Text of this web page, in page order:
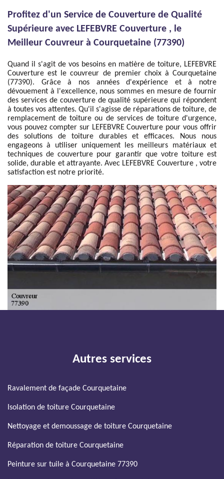
Profitez d'un Service de Couverture de Qualité
Supérieure avec LEFEBVRE Couverture , le
Meilleur Couvreur à Courquetaine (77390)
Quand il s'agit de vos besoins en matière de toiture, LEFEBVRE
Couverture est le couvreur de premier choix à Courquetaine
(77390). Grâce à nos années d'expérience et à notre
dévouement à l'excellence, nous sommes en mesure de fournir
des services de couverture de qualité supérieure qui répondent
à toutes vos attentes. Qu'il s'agisse de réparations de toiture, de
remplacement de toiture ou de services de toiture d'urgence,
vous pouvez compter sur LEFEBVRE Couverture pour vous offrir
des solutions de toiture durables et efficaces. Nous nous
engageons à utiliser uniquement les meilleurs matériaux et
techniques de couverture pour garantir que votre toiture est
solide, durable et attrayante. Avec LEFEBVRE Couverture , votre
satisfaction est notre priorité.
Autres services
Ravalement de façade Courquetaine
Isolation de toiture Courquetaine
Nettoyage et demoussage de toiture Courquetaine
Réparation de toiture Courquetaine
Peinture sur tuile à Courquetaine 77390